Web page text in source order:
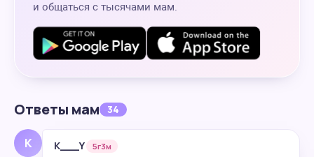
и общаться с тысячами мам.
Ответы мам 34
K K___Y 5г3м